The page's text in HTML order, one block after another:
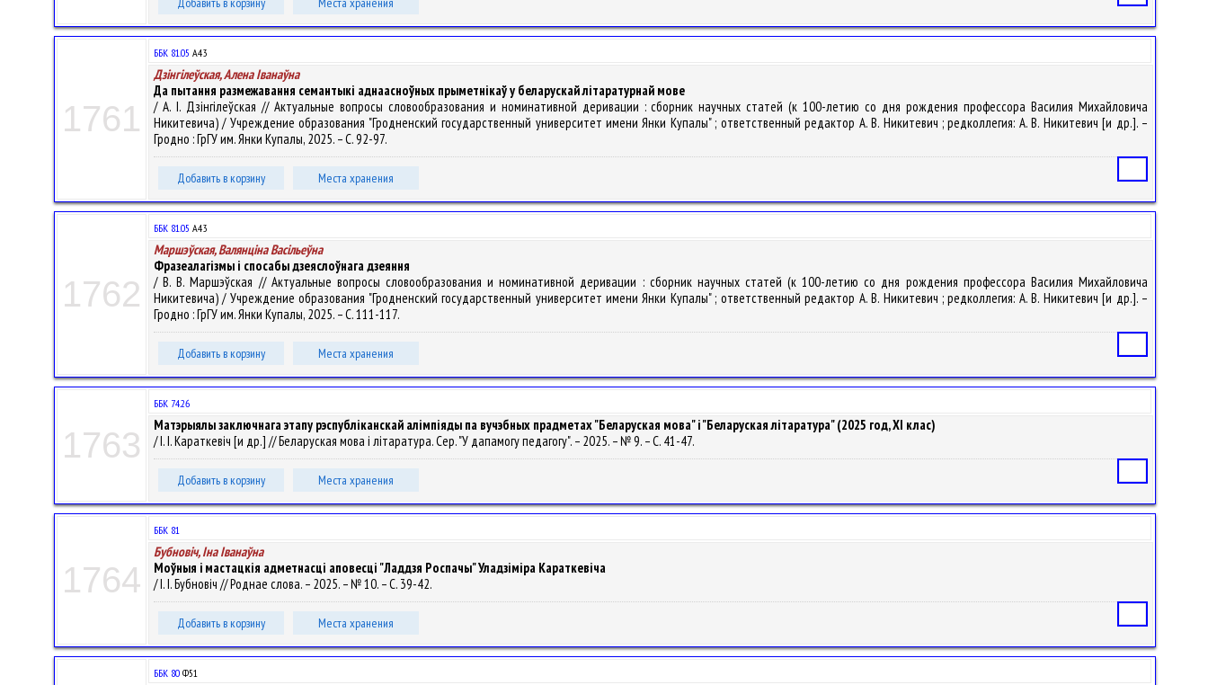
1761
ББК 81.05 А43
Дзінгілеўская, Алена Іванаўна
Да пытання размежавання семантыкі аднаасноўных прыметнікаў у беларускай літаратурнай мове
/ А. І. Дзінгілеўская // Актуальные вопросы словообразования и номинативной деривации : сборник научных статей (к 100-летию со дня рождения профессора Василия Михайловича
Никитевича) / Учреждение образования "Гродненский государственный университет имени Янки Купалы" ; ответственный редактор А. В. Никитевич ; редколлегия: А. В. Никитевич [и др.]. –
Гродно : ГрГУ им. Янки Купалы, 2025. – С. 92-97.
Добавить в корзину Места хранения
1762
ББК 81.05 А43
Маршэўская, Валянцiна Васiльеўна
Фразеалагізмы і спосабы дзеяслоўнага дзеяння
/ В. В. Маршэўская // Актуальные вопросы словообразования и номинативной деривации : сборник научных статей (к 100-летию со дня рождения профессора Василия Михайловича
Никитевича) / Учреждение образования "Гродненский государственный университет имени Янки Купалы" ; ответственный редактор А. В. Никитевич ; редколлегия: А. В. Никитевич [и др.]. –
Гродно : ГрГУ им. Янки Купалы, 2025. – С. 111-117.
Добавить в корзину Места хранения
1763
ББК 74.26
Матэрыялы заключнага этапу рэспубліканскай алімпіяды па вучэбных прадметах "Беларуская мова" i "Беларуская літаратура" (2025 год, XI клас)
/ І. І. Караткевіч [и др.] // Беларуская мова і літаратура. Сер. "У дапамогу педагогу". – 2025. – № 9. – С. 41-47.
Добавить в корзину Места хранения
1764
ББК 81
Бубновіч, Іна Іванаўна
Моўныя i мастацкія адметнасці аповесці "Ладдзя Роспачы" Уладзіміра Караткевіча
/ І. І. Бубновіч // Роднае слова. – 2025. – № 10. – С. 39-42.
Добавить в корзину Места хранения
ББК 80 Ф51